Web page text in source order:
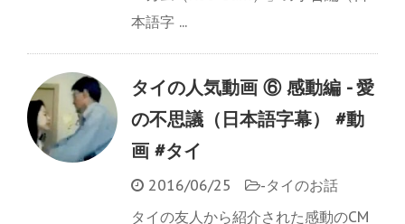
本語字 ...
タイの人気動画 ⑥ 感動編 - 愛
の不思議（日本語字幕） #動
画 #タイ
2016/06/25 -タイのお話
タイの友人から紹介された感動のCM